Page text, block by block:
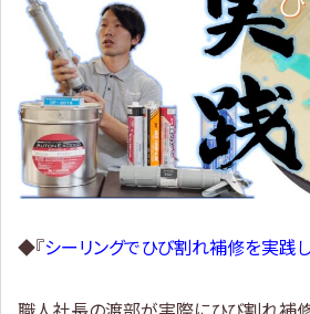
◆『シーリングでひび割れ補修を実践